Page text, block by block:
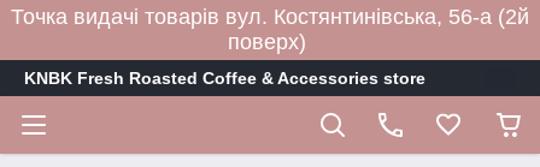
Точка видачі товарів вул. Костянтинівська, 56-а (2й
поверх)
KNBK Fresh Roasted Coffee & Accessories store